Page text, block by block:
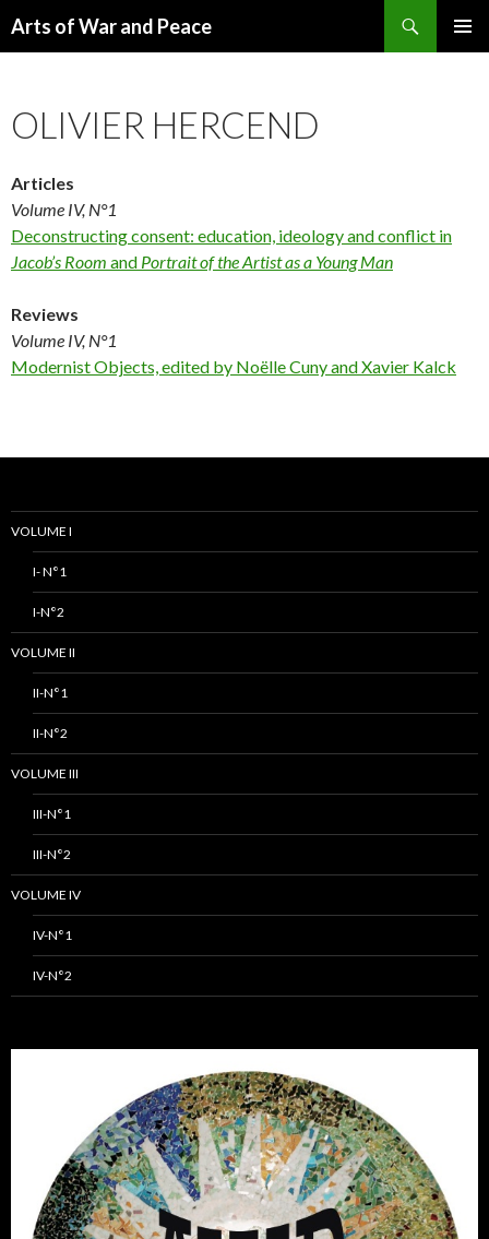
Arts of War and Peace
OLIVIER HERCEND
Articles
Volume IV, N°1
Deconstructing consent: education, ideology and conflict in
Jacob’s Room and Portrait of the Artist as a Young Man
Reviews
Volume IV, N°1
Modernist Objects, edited by Noëlle Cuny and Xavier Kalck
VOLUME I
I- N°1
I-N°2
VOLUME II
II-N°1
II-N°2
VOLUME III
III-N°1
III-N°2
VOLUME IV
IV-N°1
IV-N°2